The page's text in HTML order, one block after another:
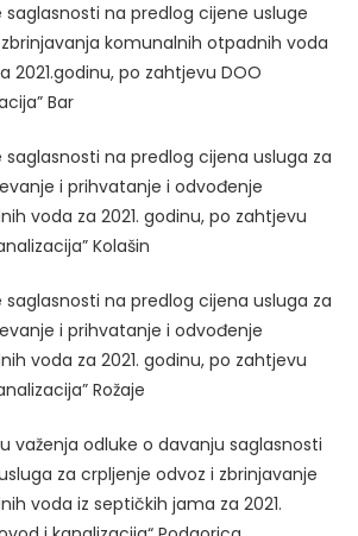
saglasnosti na predlog cijene usluge
komunalnih otpadnih voda
2021.godinu, po zahtjevu DOO
Bar
na predlog cijena usluga za
i prihvatanje i odvođenje
voda za 2021. godinu, po zahtjevu
Kolašin
na predlog cijena usluga za
i prihvatanje i odvođenje
voda za 2021. godinu, po zahtjevu
Rožaje
važenja odluke o davanju saglasnosti
za crpljenje odvoz i zbrinjavanje
voda iz septičkih jama za 2021.